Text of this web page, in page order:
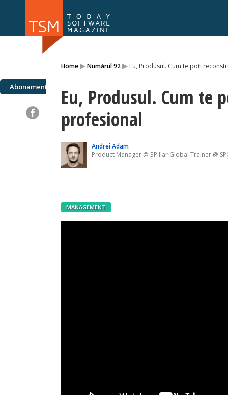
Home▸Numărul 92▸ Eu, Produsul. Cum te poți
Abonamente
Eu, Produsul. Cum te
profesional
Andrei Adam
Product Manager @ 3Pillar Global Trainer @
MANAGEMENT